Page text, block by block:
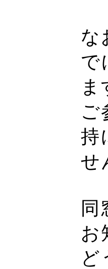
な
で
ま
ご
持
せ
同
お
ど